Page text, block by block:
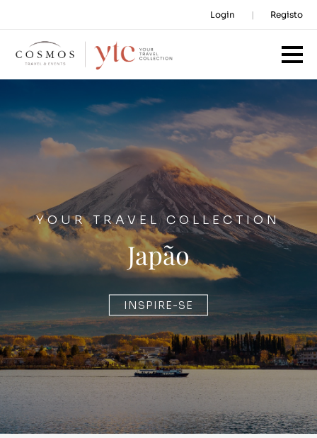
Login Registo
YOUR TRAVEL COLLECTION
Japão
INSPIRE-SE